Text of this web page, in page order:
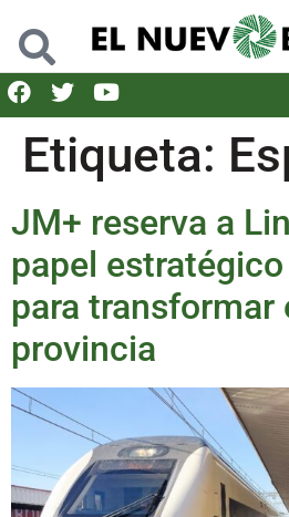
Etiqueta:
JM+ reserva a
papel
para transformar
provincia